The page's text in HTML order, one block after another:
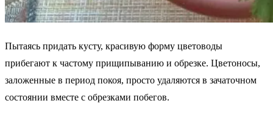
Пытаясь придать кусту, красивую форму цветоводы
прибегают к частому прищипыванию и обрезке. Цветоносы,
заложенные в период покоя, просто удаляются в зачаточном
состоянии вместе с обрезками побегов.